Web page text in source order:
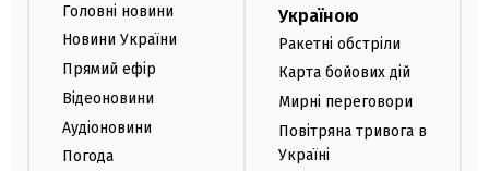
Головні новини
Новини України
Прямий ефір
Відеоновини
Аудіоновини
Погода
Україною
Ракетні обстріли
Карта бойових дій
Мирні переговори
Повітряна тривога в
Україні